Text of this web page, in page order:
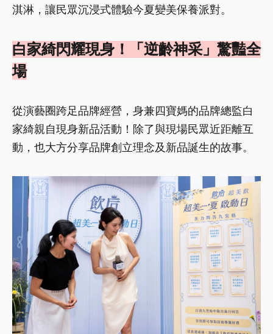
淇淋，讓民眾沉浸式體驗今夏變美保養派對。
白家綺閃耀現身！「逆齡神采」驚豔全
場
從演藝圈跨足品牌經營，身兼四寶媽的品牌總監白
家綺親自現身新品活動！除了與現場民眾近距離互
動，也大方分享品牌創立理念及新品誕生的故事。